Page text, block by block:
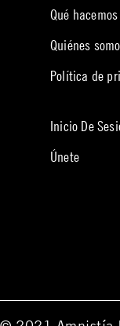
Qué hacemos
Quiénes
Política de
Inicio De
Únete